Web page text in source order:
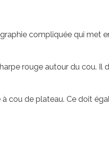
compliquée qui met
rouge autour du cou. Il
cou de plateau. Ce doit